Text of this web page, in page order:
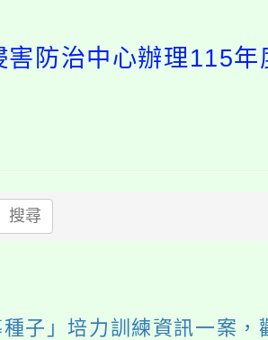
防治中心辦理115年
搜尋
子」培力訓練資訊一案，